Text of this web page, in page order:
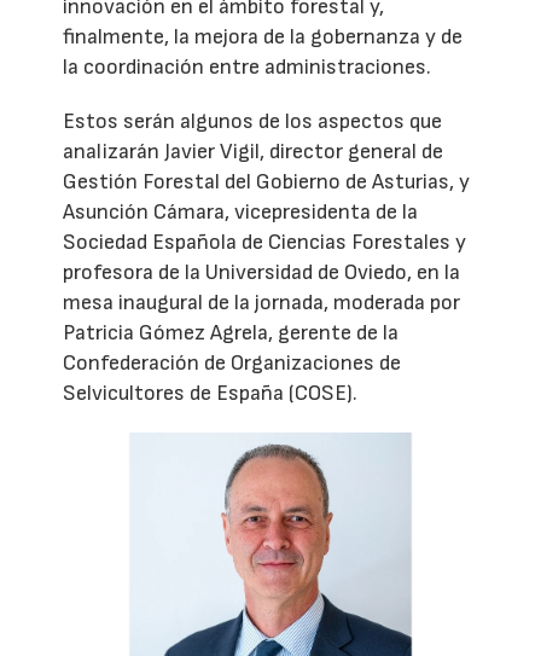
innovación en el ámbito forestal y,
finalmente, la mejora de la gobernanza y de
la coordinación entre administraciones.
Estos serán algunos de los aspectos que
analizarán Javier Vigil, director general de
Gestión Forestal del Gobierno de Asturias, y
Asunción Cámara, vicepresidenta de la
Sociedad Española de Ciencias Forestales y
profesora de la Universidad de Oviedo, en la
mesa inaugural de la jornada, moderada por
Patricia Gómez Agrela, gerente de la
Confederación de Organizaciones de
Selvicultores de España (COSE).